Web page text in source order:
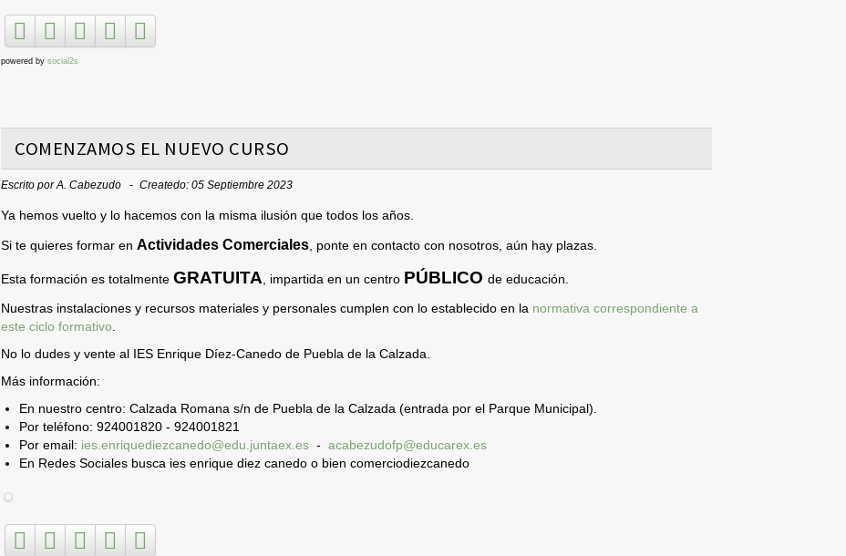
powered by social2s
COMENZAMOS EL NUEVO CURSO
Escrito porA. Cabezudo Createdo: 05 Septiembre 2023
Ya hemos vuelto y lo hacemos con la misma ilusión que todos los años.
Si te quieres formar en Actividades Comerciales, ponte en contacto con nosotros, aún hay plazas.
Esta formación es totalmente GRATUITA, impartida en un centro PÚBLICO de educación.
Nuestras instalaciones y recursos materiales y personales cumplen con lo establecido en la normativa correspondiente a
este ciclo formativo.
No lo dudes y vente al IES Enrique Díez-Canedo de Puebla de la Calzada.
Más información:
En nuestro centro: Calzada Romana s/n de Puebla de la Calzada (entrada por el Parque Municipal).
Por teléfono: 924001820 - 924001821
Por email: ies.enriquediezcanedo@edu.juntaex.es - acabezudofp@educarex.es
En Redes Sociales busca ies enrique diez canedo o bien comerciodiezcanedo